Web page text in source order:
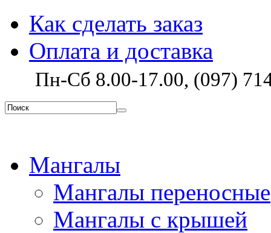
Как сделать заказ
Оплата и доставка
Пн-Сб 8.00-17.00, (097)
Мангалы
Мангалы переносные
Мангалы с крышей